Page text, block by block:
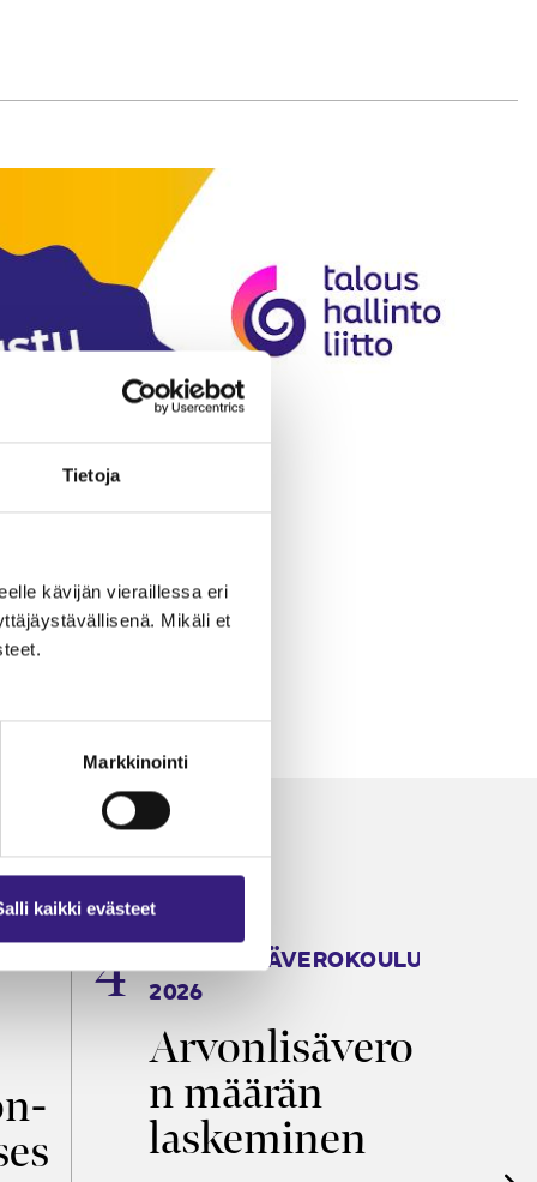
Tietoja
kävijän vieraillessa eri
Mikäli et
Markkinointi
kaikki evästeet
ARVONLISÄVEROKOULU
2026
Arvonlisävero
n määrän
laskeminen